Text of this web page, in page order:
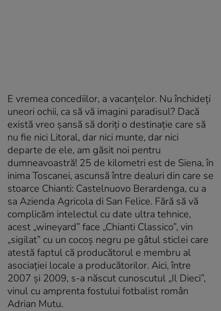
E vremea concediilor, a vacanţelor. Nu închideţi
uneori ochii, ca să vă imagini paradisul? Dacă
există vreo şansă să doriţi o destinaţie care să
nu fie nici Litoral, dar nici munte, dar nici
departe de ele, am găsit noi pentru
dumneavoastră! 25 de kilometri est de Siena, în
inima Toscanei, ascunsă între dealuri din care se
stoarce Chianti: Castelnuovo Berardenga, cu a
sa Azienda Agricola di San Felice. Fără să vă
complicăm intelectul cu date ultra tehnice,
acest „wineyard” face „Chianti Classico”, vin
„sigilat” cu un cocoş negru pe gâtul sticlei care
atestă faptul că producătorul e membru al
asociaţiei locale a producătorilor. Aici, între
2007 şi 2009, s-a născut cunoscutul „Il Dieci”,
vinul cu amprenta fostului fotbalist român
Adrian Mutu.